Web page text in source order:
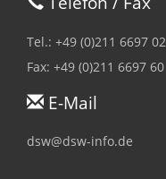
Tel.: +49 (0)211 6697 02
Fax: +49 (0)211 6697 60
E-Mail
dsw@dsw-info.de